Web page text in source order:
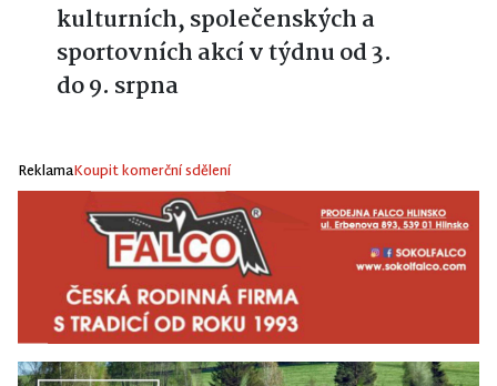
kulturních, společenských a
sportovních akcí v týdnu od 3.
do 9. srpna
ReklamaKoupit komerční sdělení